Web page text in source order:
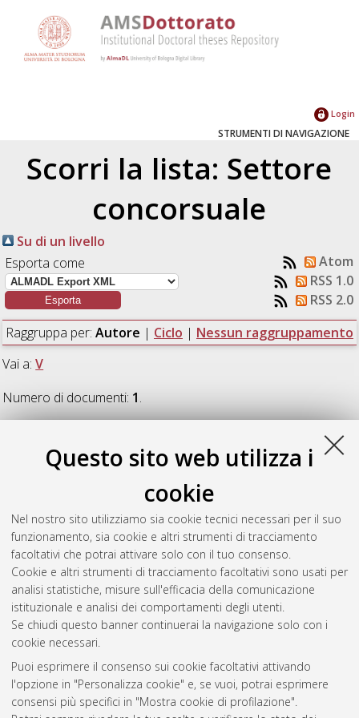
Questo sito web utilizza i
cookie
Nel nostro sito utilizziamo sia cookie tecnici necessari per il suo
funzionamento, sia cookie e altri strumenti di tracciamento
facoltativi che potrai attivare solo con il tuo consenso.
Cookie e altri strumenti di tracciamento facoltativi sono usati per
analisi statistiche, misure sull'efficacia della comunicazione
istituzionale e analisi dei comportamenti degli utenti.
Se chiudi questo banner continuerai la navigazione solo con i
cookie necessari.
Puoi esprimere il consenso sui cookie facoltativi attivando
l'opzione in "Personalizza cookie" e, se vuoi, potrai esprimere
consensi più specifici in "Mostra cookie di profilazione".
Login
STRUMENTI DI NAVIGAZIONE
Scorri la lista: Settore
concorsuale
Su di un livello
Esporta come
Atom
RSS 1.0
RSS 2.0
Raggruppa per: Autore | Ciclo | Nessun raggruppamento
Vai a:V
Numero di documenti: 1.
(2022)Modular Multilevel Converters With
Interleaved Half-Bridge Submodules , [Dissertation thesis],
Alma Mater Studiorum Università di Bologna. Dottorato di
ricerca inIngegneria biomedica, elettrica e dei sistemi, 34
Ciclo. DOI 10.48676/unibo/amsdottorato/10062.
Questa lista e' stata generata ilFri Aug 7 20:39:05 2026 CEST
Atom
Rss 1.0
Rss 2.0